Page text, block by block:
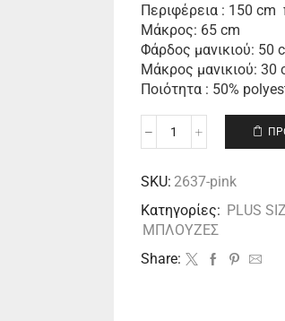
Περιφέρεια : 150 cm
Μάκρος: 65 cm
Φάρδος μανικιού: 50
Μάκρος μανικιού: 30
Ποιότητα : 50%
SKU: 2637-pink
Κατηγορίες: PLUS
ΜΠΛΟΥΖΕΣ
Share: